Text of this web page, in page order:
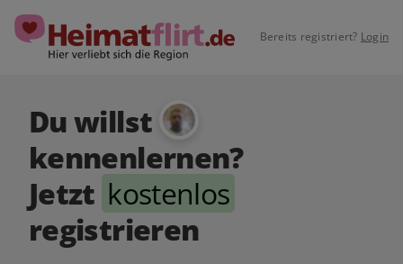
Bereits registriert? Login
Du willst
kennenlernen?
Jetzt kostenlos
registrieren